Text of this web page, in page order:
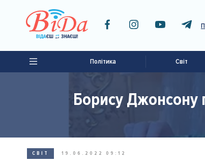
Політика Світ
Борису Джонсону
СВІТ 19.06.2022 09:12